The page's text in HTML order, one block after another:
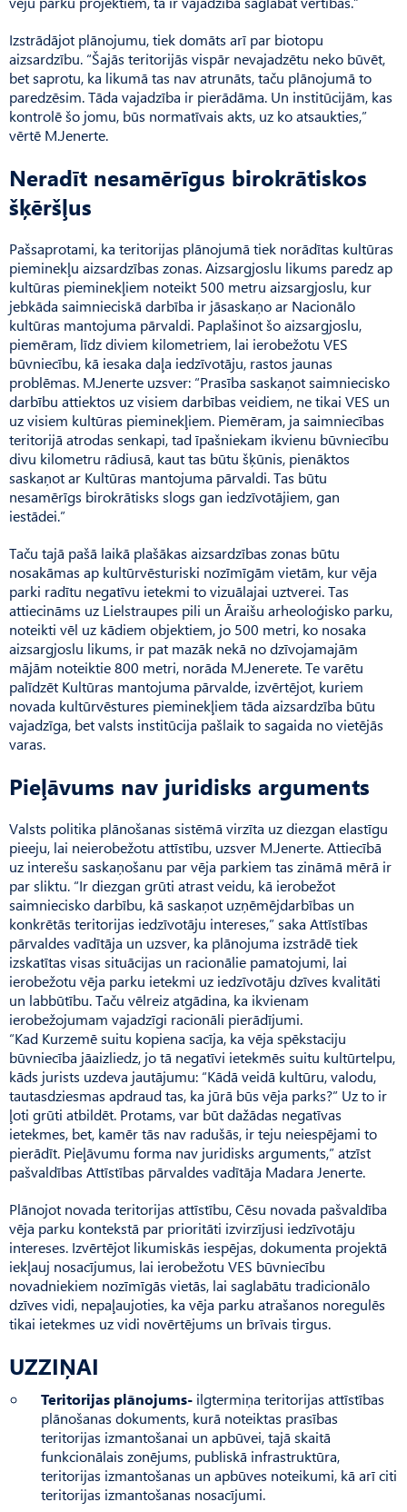
Izstrādājot plānojumu, tiek domāts arī par biotopu
aizsardzību. “Šajās teritorijās vispār nevajadzētu neko būvēt,
bet saprotu, ka likumā tas nav atrunāts, taču plānojumā to
paredzēsim. Tāda vajadzība ir pierādāma. Un institūcijām, kas
kontrolē šo jomu, būs normatīvais akts, uz ko atsaukties,”
vērtē M.Jenerte.
Neradīt nesamērīgus birokrātiskos
šķēršļus
Pašsaprotami, ka teritorijas plānojumā tiek norādītas kultūras
pieminekļu aizsardzības zonas. Aizsargjoslu likums paredz ap
kultūras pieminekļiem noteikt 500 metru aizsargjoslu, kur
jebkāda saimnieciskā darbība ir jāsaskaņo ar Nacionālo
kultūras mantojuma pārvaldi. Paplašinot šo aizsargjoslu,
piemēram, līdz diviem kilometriem, lai ierobežotu VES
būvniecību, kā iesaka daļa iedzīvotāju, rastos jaunas
problēmas. M.Jenerte uzsver: “Prasī­ba saskaņot saimniecisko
darbību attiektos uz visiem darbības veidiem, ne tikai VES un
uz visiem kultūras pieminekļiem. Piemē­ram, ja saimniecības
teritorijā atrodas senkapi, tad īpašniekam ikvienu būvniecību
divu kilometru rādiusā, kaut tas būtu šķūnis, pienāktos
saskaņot ar Kultūras mantojuma pārvaldi. Tas būtu
nesamērīgs birokrātisks slogs gan iedzīvotājiem, gan
iestādei.”
Taču tajā pašā laikā plašākas aizsardzības zonas būtu
nosakāmas ap kultūrvēsturiski nozīmīgām vietām, kur vēja
parki radītu negatīvu ietekmi to vizuālajai uztverei. Tas
attiecināms uz Liel­straupes pili un Āraišu arheoloģisko parku,
noteikti vēl uz kādiem objektiem, jo 500 metri, ko nosaka
aizsargjoslu likums, ir pat mazāk nekā no dzīvojamajām
mājām noteiktie 800 metri, norāda M.Jenerete. Te varētu
palīdzēt Kultūras mantojuma pārvalde, izvērtējot, kuriem
novada kultūrvēstures pieminekļiem tāda aizsardzība būtu
vajadzīga, bet valsts institūcija pašlaik to sagaida no vietējās
varas.
Pieļāvums nav juridisks arguments
Valsts politika plānošanas sistēmā virzīta uz diezgan elastīgu
pieeju, lai neierobežotu attīstību, uzsver M.Jenerte. Attiecībā
uz interešu saskaņošanu par vēja parkiem tas zināmā mērā ir
par sliktu. “Ir diezgan grūti atrast veidu, kā ierobežot
saimniecisko darbību, kā saskaņot uzņēmējdarbības un
konkrētās teritorijas iedzīvotāju intereses,” saka Attīstības
pārvaldes vadītāja un uzsver, ka plānojuma izstrādē tiek
izskatītas visas situācijas un racionālie pamatojumi, lai
ierobežotu vēja parku ietekmi uz iedzīvotāju dzīves kvalitāti
un labbūtību. Taču vēlreiz atgādina, ka ikvienam
ierobežojumam vajadzīgi racionāli pierādījumi.
“Kad Kurzemē suitu kopiena sacīja, ka vēja spēkstaciju
būvniecība jāaizliedz, jo tā negatīvi ietekmēs suitu kultūrtelpu,
kāds jurists uzdeva jautājumu: “Kādā veidā kultūru, valodu,
tautasdziesmas apdraud tas, ka jūrā būs vēja parks?” Uz to ir
ļoti grūti atbildēt. Protams, var būt dažādas negatīvas
ietekmes, bet, kamēr tās nav radušās, ir teju neiespējami to
pierādīt. Pieļāvumu forma nav juridisks arguments,” atzīst
pašvaldības Attīstības pārvaldes vadītāja Madara Jenerte.
Plānojot novada teritorijas attīstību, Cēsu novada pašvaldība
vēja parku kontekstā par prioritāti izvirzījusi iedzīvotāju
intereses. Izvērtējot likumiskās iespējas, dokumenta projektā
iekļauj nosacījumus, lai ierobežotu VES būvniecību
novadniekiem nozīmīgās vietās, lai saglabātu tradicionālo
dzīves vidi, nepaļaujoties, ka vēja parku atrašanos noregulēs
tikai ietekmes uz vidi novērtējums un brīvais tirgus.
UZZIŅAI
Teritorijas plānojums- ilgtermiņa teritorijas attīstības
plānošanas dokuments, kurā noteiktas prasības
teritorijas izmantošanai un apbūvei, tajā skaitā
funkcionālais zonējums, publiskā infrastruktūra,
teritorijas izmantošanas un apbūves noteikumi, kā arī citi
teritorijas izmantošanas nosacījumi.